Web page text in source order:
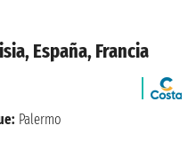
España, Francia
Palermo